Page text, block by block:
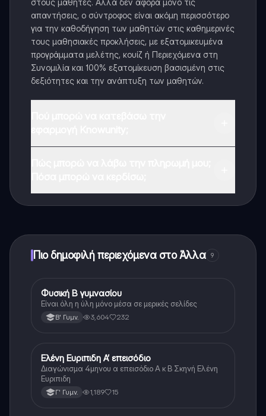
απαντήσεις, ο σύντροφος είναι ακόμη περισσότερο
για την καθοδήγηση των μαθητών στις καθημερινές
τους μαθησιακές προκλήσεις, με εξατομικευμένα
προγράμματα μελέτης, κουίζ ή Περιεχόμενα στη
Συνομιλία και 100% εξατομίκευση βασισμένη στις
δεξιότητες και την ανάπτυξη των μαθητών.
Πιο δημοφιλή περιεχόμενα στο Άλλα 9
Άλλα
Φυσική Β γυμνασίου
Είναι όλη η ύλη μόνο μέσα σε μερικές σελίδες
Β' Γυμν. 3,604 232
Άλλα
Ελένη Ευριπιδη Α’ επεισόδιο
Διαγώνισμα 4μηνου α επεισόδιο Α κ Β Σκηνή Ελένη
Ευριπιδη
Γ' Γυμν. 1,189 15